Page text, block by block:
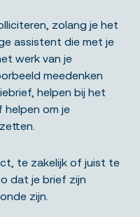
zolang je het
assistent die met je
werk van je
meedenken
helpen bij het
helpen om je
te zakelijk of juist te
dat je brief zijn
zijn.